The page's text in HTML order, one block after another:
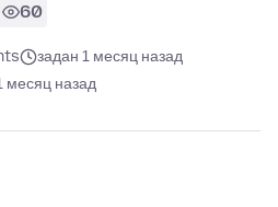
60
задан 1 месяц назад
месяц назад